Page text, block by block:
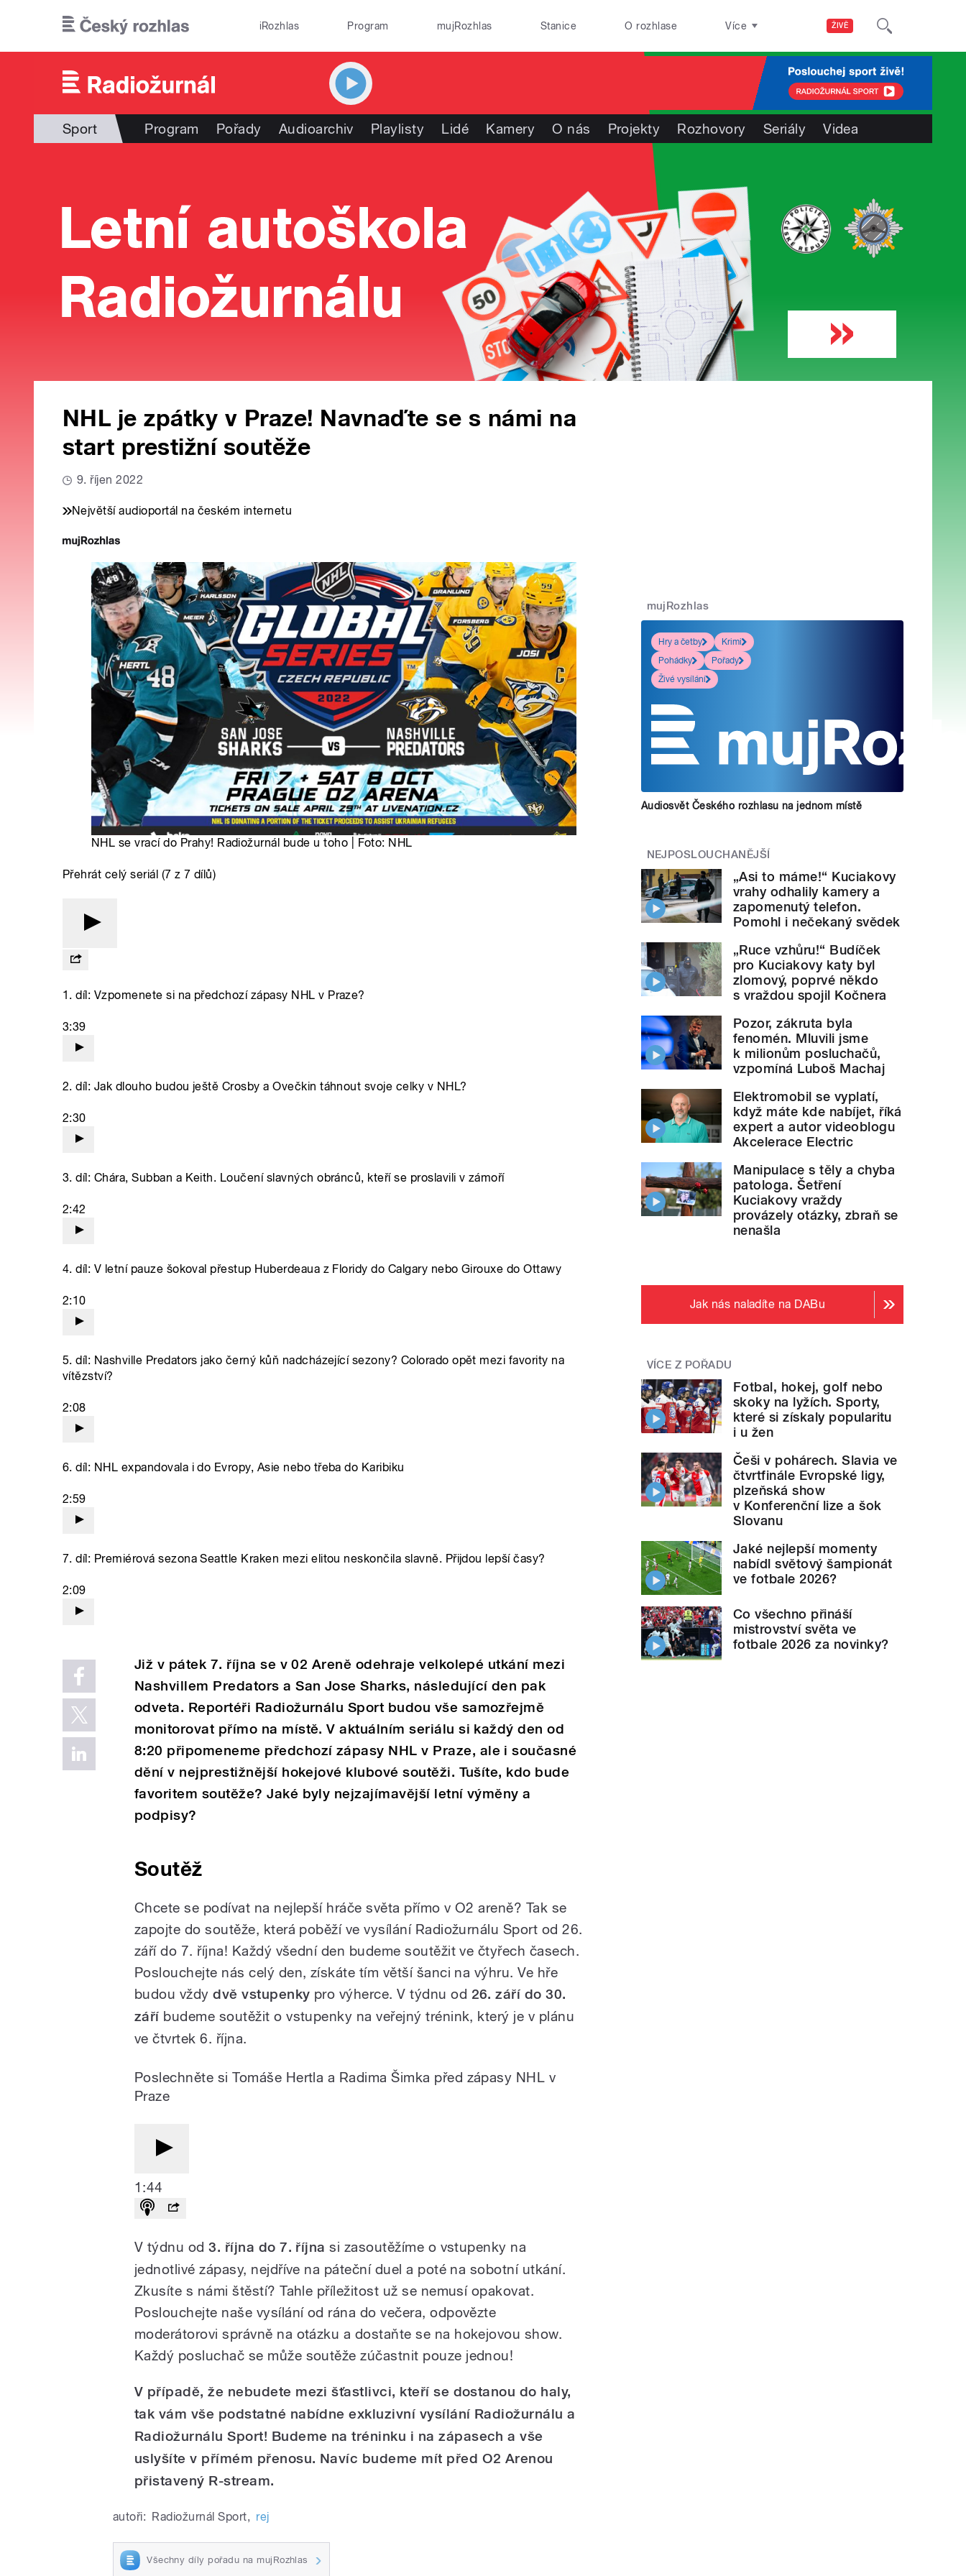
ŽIVĚ
iRozhlas Program mujRozhlas Stanice O rozhlase Více
Sport Program Pořady Audioarchiv Playlisty Lidé Kamery O nás Projekty Rozhovory Seriály Videa
NHL je zpátky v Praze! Navnaďte se s námi na
start prestižní soutěže
9. říjen 2022
Největší audioportál na českém internetu
NHL se vrací do Prahy! Radiožurnál bude u toho | Foto: NHL
Přehrát celý seriál (7 z 7 dílů)
1. díl: Vzpomenete si na předchozí zápasy NHL v Praze?
3:39
2. díl: Jak dlouho budou ještě Crosby a Ovečkin táhnout svoje celky v NHL?
2:30
3. díl: Chára, Subban a Keith. Loučení slavných obránců, kteří se proslavili v zámoří
2:42
4. díl: V letní pauze šokoval přestup Huberdeaua z Floridy do Calgary nebo Girouxe do Ottawy
2:10
5. díl: Nashville Predators jako černý kůň nadcházející sezony? Colorado opět mezi favority na
vítězství?
2:08
6. díl: NHL expandovala i do Evropy, Asie nebo třeba do Karibiku
2:59
7. díl: Premiérová sezona Seattle Kraken mezi elitou neskončila slavně. Přijdou lepší časy?
2:09
Již v pátek 7. října se v 02 Areně odehraje velkolepé utkání mezi
Nashvillem Predators a San Jose Sharks, následující den pak
odveta. Reportéři Radiožurnálu Sport budou vše samozřejmě
monitorovat přímo na místě. V aktuálním seriálu si každý den od
8:20 připomeneme předchozí zápasy NHL v Praze, ale i současné
dění v nejprestižnější hokejové klubové soutěži. Tušíte, kdo bude
favoritem soutěže? Jaké byly nejzajímavější letní výměny a
podpisy?
Soutěž
Chcete se podívat na nejlepší hráče světa přímo v O2 areně? Tak se
zapojte do soutěže, která poběží ve vysílání Radiožurnálu Sport od 26.
září do 7. října! Každý všední den budeme soutěžit ve čtyřech časech.
Poslouchejte nás celý den, získáte tím větší šanci na výhru. Ve hře
budou vždydvě vstupenky pro výherce. V týdnu od 26. září do 30.
září budeme soutěžit o vstupenky na veřejný trénink, který je v plánu
ve čtvrtek 6. října.
Poslechněte si Tomáše Hertla a Radima Šimka před zápasy NHL v
Praze
1:44
V týdnu od3. října do 7. října si zasoutěžíme o vstupenky na
jednotlivé zápasy, nejdříve na páteční duel a poté na sobotní utkání.
Zkusíte s námi štěstí? Tahle příležitost už se nemusí opakovat.
Poslouchejte naše vysílání od rána do večera, odpovězte
moderátorovi správně na otázku a dostaňte se na hokejovou show.
Každý posluchač se může soutěže zúčastnit pouze jednou!
V případě, že nebudete mezi šťastlivci, kteří se dostanou do haly,
tak vám vše podstatné nabídne exkluzivní vysílání Radiožurnálu a
Radiožurnálu Sport! Budeme na tréninku i na zápasech a vše
uslyšíte v přímém přenosu. Navíc budeme mít před O2 Arenou
přistavený R-stream.
autoři: Radiožurnál Sport, rej
Všechny díly pořadu na mujRozhlas
mujRozhlas
Hry a četby
Krimi
Pohádky
Pořady
Živé vysílání
Audiosvět Českého rozhlasu na jednom místě
NEJPOSLOUCHANĚJŠÍ
„Asi to máme!“ Kuciakovy
vrahy odhalily kamery a
zapomenutý telefon.
Pomohl i nečekaný svědek
„Ruce vzhůru!“ Budíček
pro Kuciakovy katy byl
zlomový, poprvé někdo
s vraždou spojil Kočnera
Pozor, zákruta byla
fenomén. Mluvili jsme
k milionům posluchačů,
vzpomíná Luboš Machaj
Elektromobil se vyplatí,
když máte kde nabíjet, říká
expert a autor videoblogu
Akcelerace Electric
Manipulace s těly a chyba
patologa. Šetření
Kuciakovy vraždy
provázely otázky, zbraň se
nenašla
Jak nás naladíte na DABu
VÍCE Z POŘADU
Fotbal, hokej, golf nebo
skoky na lyžích. Sporty,
které si získaly popularitu
i u žen
Češi v pohárech. Slavia ve
čtvrtfinále Evropské ligy,
plzeňská show
v Konferenční lize a šok
Slovanu
Jaké nejlepší momenty
nabídl světový šampionát
ve fotbale 2026?
Co všechno přináší
mistrovství světa ve
fotbale 2026 za novinky?